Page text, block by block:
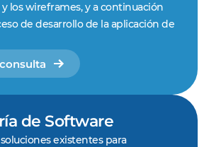
los wireframes, y a continuación
de desarrollo de la aplicación de
de Software
existentes para